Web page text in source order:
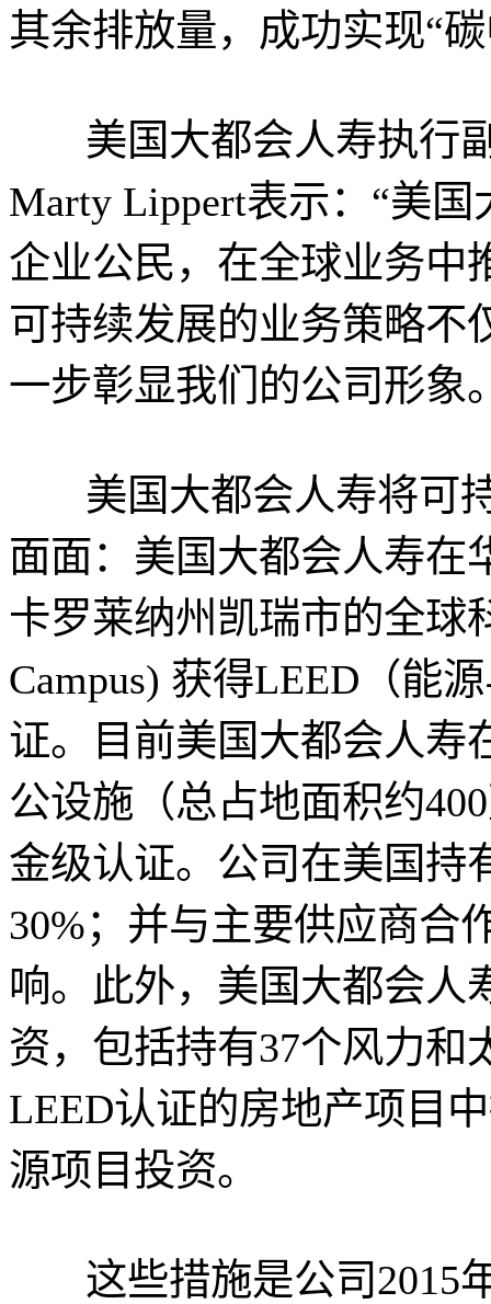
其余排放量，成功实现“
美国大都会人寿执行副
Marty Lippert表示：“美
企业公民，在全球业务中
可持续发展的业务策略不
一步彰显我们的公司形象
美国大都会人寿将可持
面面：美国大都会人寿在
卡罗莱纳州凯瑞市的全球
Campus) 获得LEED（能
证。目前美国大都会人寿
公设施（总占地面积约
金级认证。公司在美国持
30%；并与主要供应商合
响。此外，美国大都会人
资，包括持有37个风力和
LEED认证的房地产项目
源项目投资。
这些措施是公司2015